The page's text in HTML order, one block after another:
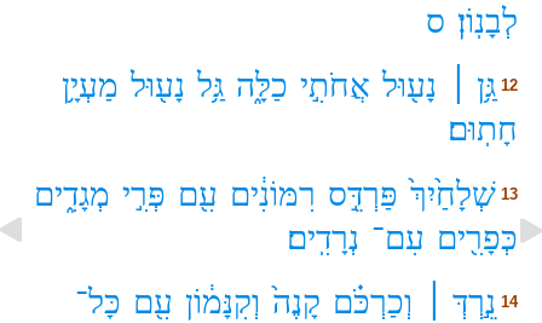
לְבָנֽוֹן׃ ס
12 גַּ֥ן ׀ נָע֖וּל אֲחֹתִ֣י כַלָּ֑ה גַּ֥ל נָע֖וּל מַעְיָ֥ן
חָתֽוּם׃
13 שְׁלָחַ֙יִךְ֙ פַּרְדֵּ֣ס רִמּוֹנִ֔ים עִ֖ם פְּרִ֣י מְגָדִ֑ים
כְּפָרִ֖ים עִם־ נְרָדִֽים׃
14 נֵ֣רְדְּ ׀ וְכַרְכֹּ֗ם קָנֶה֙ וְקִנָּמ֔וֹן עִ֖ם כָּל־